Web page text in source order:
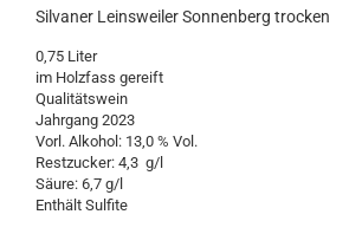
Silvaner Leinsweiler Sonnenberg trocken
0,75 Liter
im Holzfass gereift
Qualitätswein
Jahrgang 2023
Vorl. Alkohol: 13,0 % Vol.
Restzucker: 4,3 g/l
Säure: 6,7 g/l
Enthält Sulfite